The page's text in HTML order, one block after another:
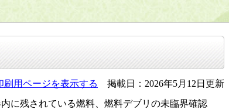
刷用ページを表示する
掲載日：2026年5月12日更新
に残されている燃料、燃料デブリの未臨界確認